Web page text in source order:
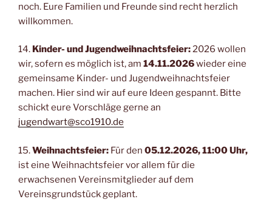
noch. Eure Familien und Freunde sind recht herzlich
willkommen.
14. Kinder- und Jugendweihnachtsfeier:2026 wollen
wir, sofern es möglich ist, am 14.11.2026wieder eine
gemeinsame Kinder- und Jugendweihnachtsfeier
machen. Hier sind wir auf eure Ideen gespannt. Bitte
schickt eure Vorschläge gerne an
jugendwart@sco1910.de
15.Weihnachtsfeier: Für den 05.12.2026, 11:00 Uhr,
ist eine Weihnachtsfeier vor allem für die
erwachsenen Vereinsmitglieder auf dem
Vereinsgrundstück geplant.